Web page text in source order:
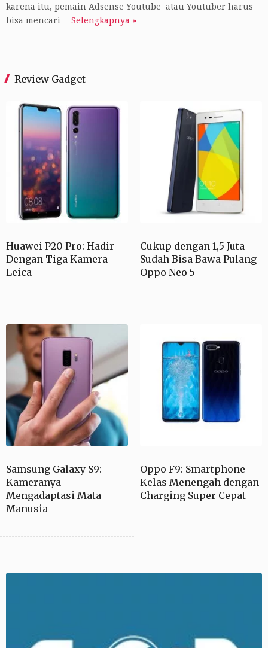
karena itu, pemain Adsense Youtube atau Youtuber harus
bisa mencari… Selengkapnya »
Review Gadget
Huawei P20 Pro: Hadir
Dengan Tiga Kamera
Leica
Cukup dengan 1,5 Juta
Sudah Bisa Bawa Pulang
Oppo Neo 5
Samsung Galaxy S9:
Kameranya
Mengadaptasi Mata
Manusia
Oppo F9: Smartphone
Kelas Menengah dengan
Charging Super Cepat